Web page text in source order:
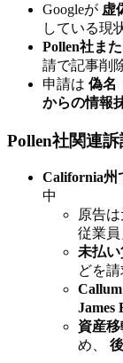
Googleが 虚
している現
Pollen社ま
請で記事削
申請は 偽名
からの情報
Pollen社関連
California州
中
原告
従業員
未払
どを
Callum
James
資産
め、